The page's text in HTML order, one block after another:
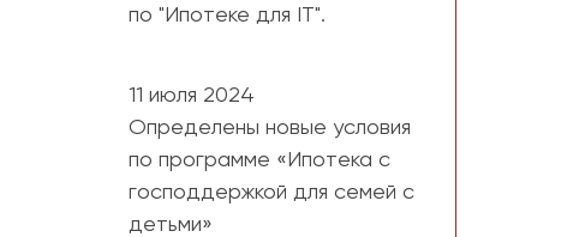
по "Ипотеке для IT".
11 июля 2024
Определены новые условия
по программе «Ипотека с
господдержкой для семей с
детьми»